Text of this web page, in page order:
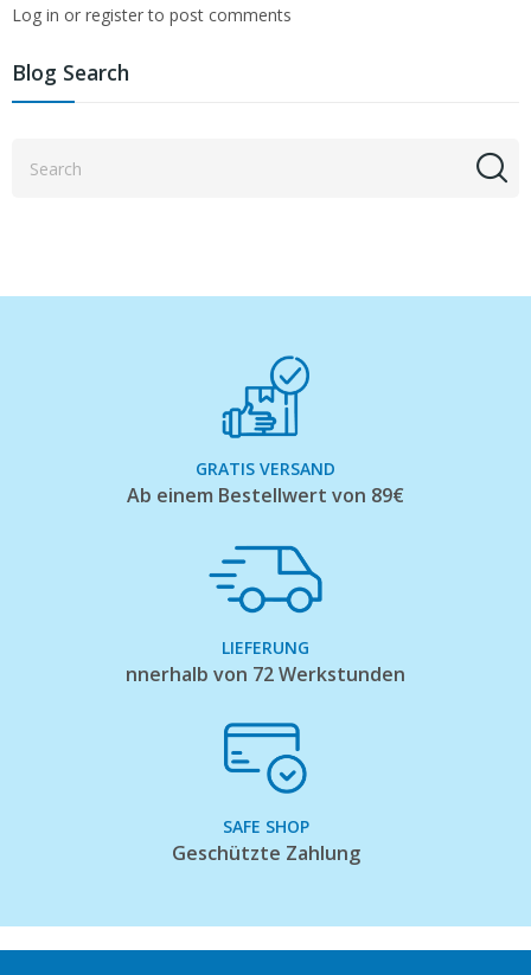
Log in or register to post comments
Blog Search
GRATIS VERSAND
Ab einem Bestellwert von 89€
LIEFERUNG
nnerhalb von 72 Werkstunden
SAFE SHOP
Geschützte Zahlung